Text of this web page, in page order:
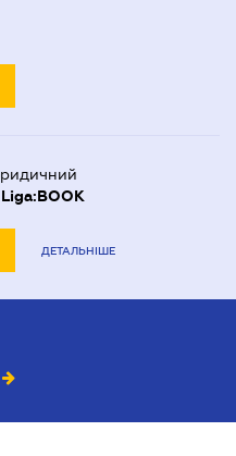
Liga:BOOK
ДЕТАЛЬНІШЕ